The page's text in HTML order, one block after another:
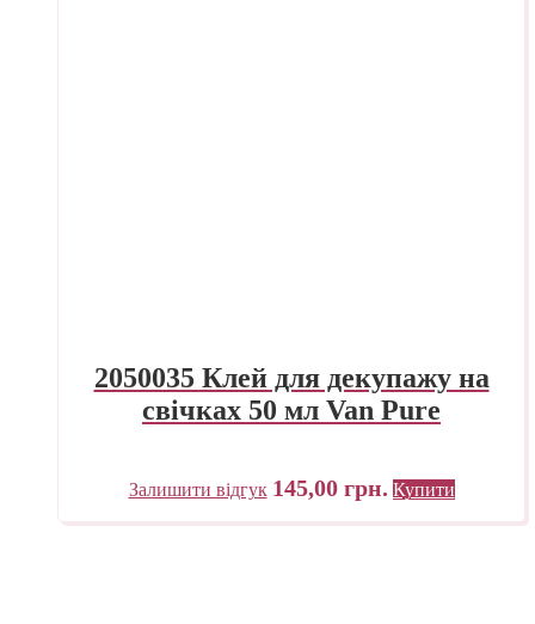
2050035 Клей для декупажу на
свічках 50 мл Van Pure
Залишити відгук 145,00 грн. Купити